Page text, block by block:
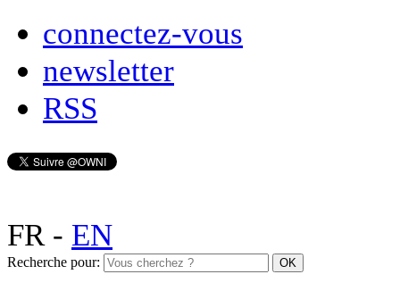
connectez-vous
newsletter
RSS
FR- EN
Recherche pour: